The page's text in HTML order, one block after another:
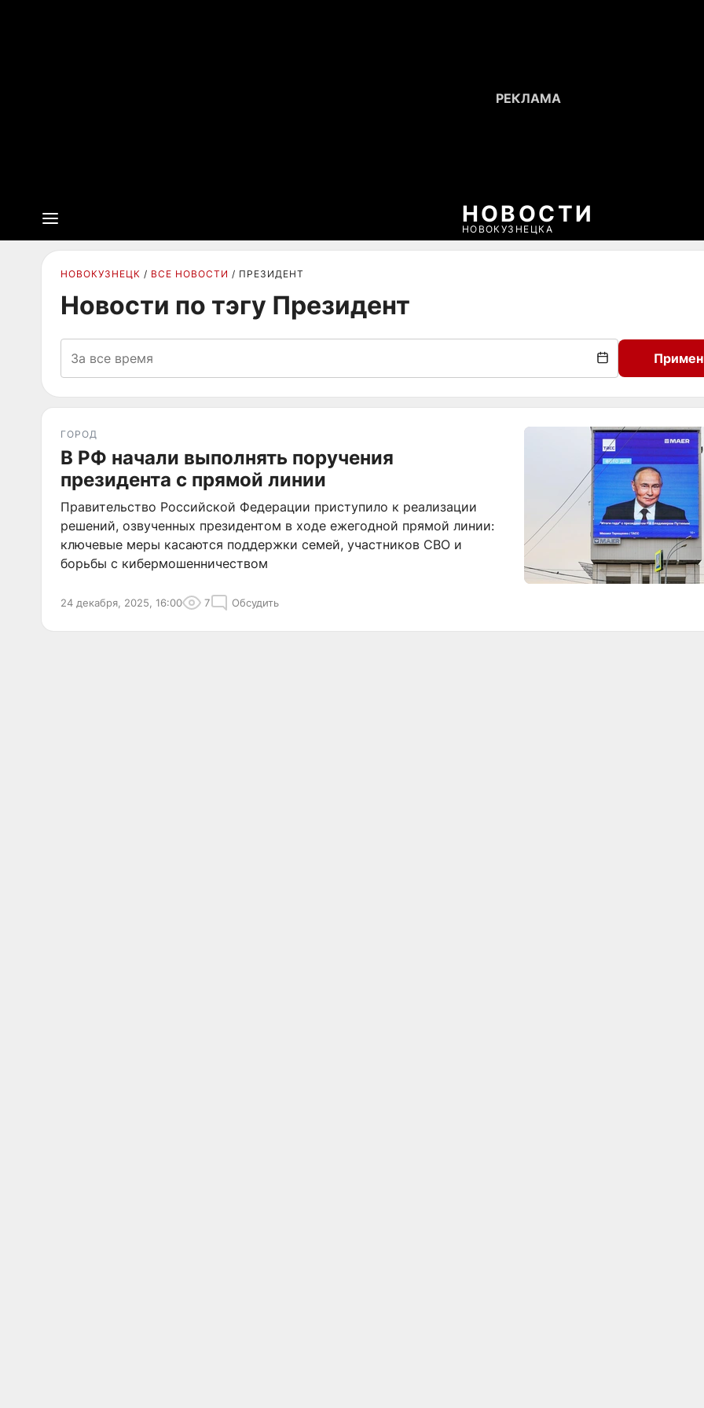
НОВОСТИ
НОВОКУЗНЕЦКА
НОВОКУЗНЕЦК ВСЕ НОВОСТИ ПРЕЗИДЕНТ
Новости по тэгу Президент
ГОРОД
В РФ начали выполнять поручения
президента с прямой линии
Правительство Российской Федерации приступило к реализации
решений, озвученных президентом в ходе ежегодной прямой линии:
ключевые меры касаются поддержки семей, участников СВО и
борьбы с кибермошенничеством
24 декабря, 2025, 16:00 7 Обсудить